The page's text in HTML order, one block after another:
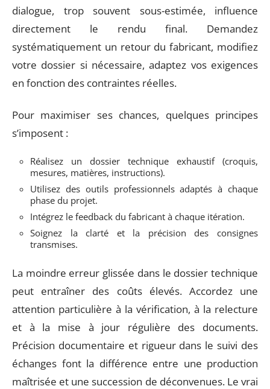
dialogue, trop souvent sous-estimée, influence
directement le rendu final. Demandez
systématiquement un retour du fabricant, modifiez
votre dossier si nécessaire, adaptez vos exigences
en fonction des contraintes réelles.
Pour maximiser ses chances, quelques principes
s’imposent :
Réalisez un dossier technique exhaustif (croquis,
mesures, matières, instructions).
Utilisez des outils professionnels adaptés à chaque
phase du projet.
Intégrez le feedback du fabricant à chaque itération.
Soignez la clarté et la précision des consignes
transmises.
La moindre erreur glissée dans le dossier technique
peut entraîner des coûts élevés. Accordez une
attention particulière à la vérification, à la relecture
et à la mise à jour régulière des documents.
Précision documentaire et rigueur dans le suivi des
échanges font la différence entre une production
maîtrisée et une succession de déconvenues. Le vrai